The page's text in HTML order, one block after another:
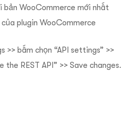
bản WooCommerce mới nhất
plugin WooCommerce
>> bấm chọn “API settings” >>
the REST API” >> Save changes.